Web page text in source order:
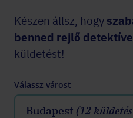
Készen állsz, hogy
benned rejlő
küldetést!
Válassz várost
Budapest